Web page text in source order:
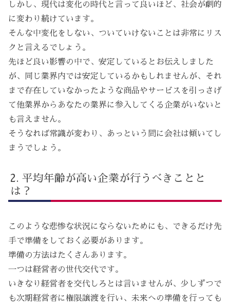
しかし、現代は変化の時代と言って良いほど、社会が劇的
に変わり続けています。
そんな中変化をしない、ついていけないことは非常にリス
クと言えるでしょう。
先ほど良い影響の中で、安定しているとお伝えしました
が、同じ業界内では安定しているかもしれませんが、それ
まで存在していなかったような商品やサービスを引っさげ
て他業界からあなたの業界に参入してくる企業がいないと
も言えません。
そうなれば常識が変わり、あっという間に会社は傾いてし
まうでしょう。
平均年齢が高い企業が行うべきことと
は？
このような悲惨な状況にならないためにも、できるだけ先
手で準備をしておく必要があります。
準備の方法はたくさんあります。
一つは経営者の世代交代です。
いきなり経営者を交代しろとは言いませんが、少しずつで
も次期経営者に権限譲渡を行い、未来への準備を行っても